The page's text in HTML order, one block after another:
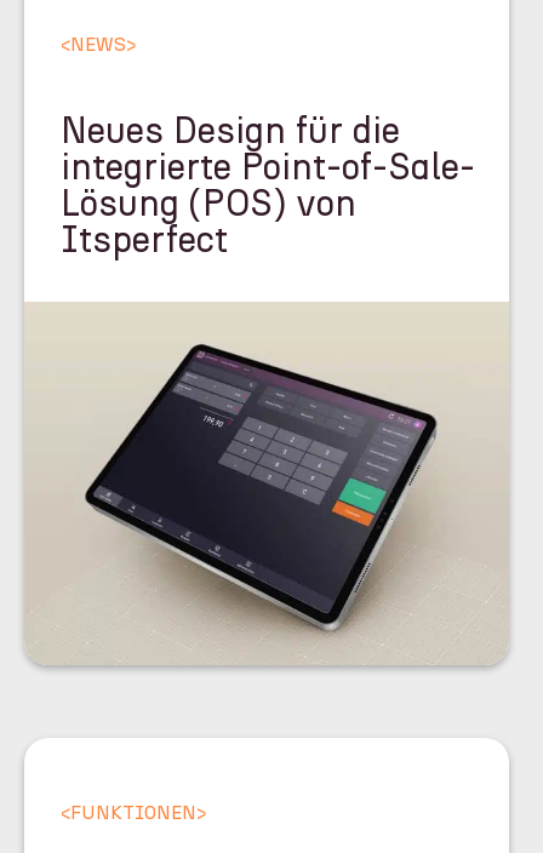
<NEWS>
Neues Design für die
integrierte Point-of-Sale-
Lösung (POS) von
Itsperfect
<FUNKTIONEN >